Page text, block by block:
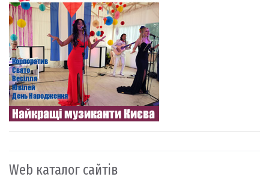
Web каталог сайтів